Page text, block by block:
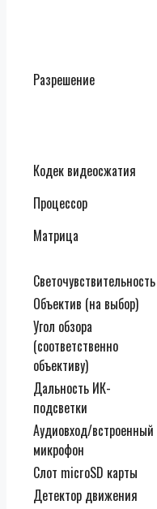
Разрешение
Кодек видеосжатия
Процессор
Матрица
Светочувствительность
Объектив (на выбор)
Угол обзора
(соответственно
объективу)
Дальность ИК-
подсветки
Аудиовход/встроенный
микрофон
Слот microSD карты
Детектор движения